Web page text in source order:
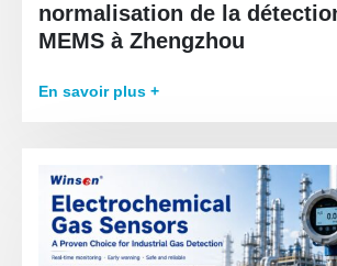
normalisation de la
MEMS à Zhengzhou
En savoir plus +